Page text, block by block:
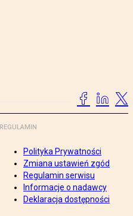
REGULAMIN
Polityka Prywatności
Zmiana ustawień zgód
Regulamin serwisu
Informacje o nadawcy
Deklaracja dostępności